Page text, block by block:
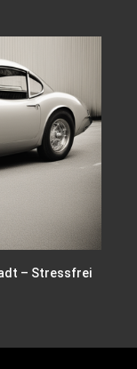
– Stressfrei